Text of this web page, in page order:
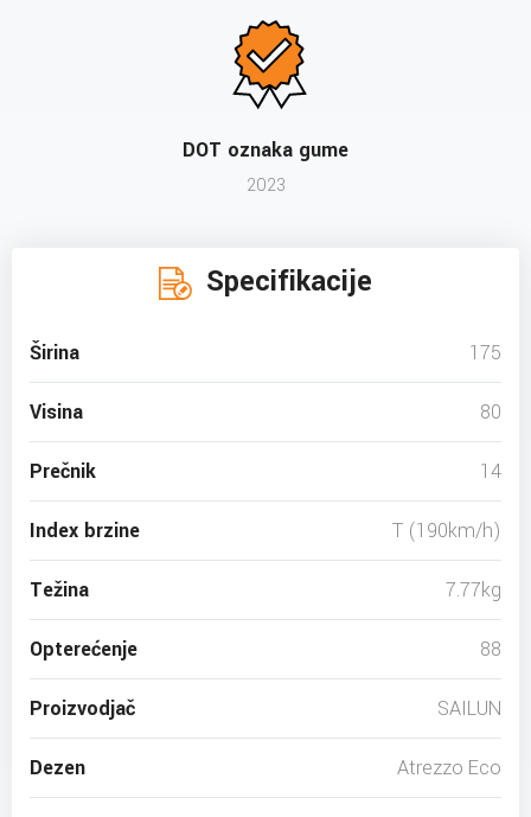
DOT oznaka gume
2023
Specifikacije
Širina 175
Visina 80
Prečnik 14
Index brzine T (190km/h)
Težina 7.77kg
Opterećenje 88
Proizvodjač SAILUN
Dezen Atrezzo Eco